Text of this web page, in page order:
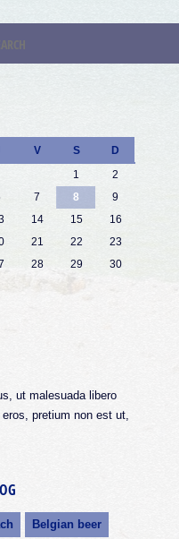
V S
D
1
2
7 8
9
14 15
16
21 22
23
28 29
30
ut malesuada libero
pretium non est ut,
Belgian beer